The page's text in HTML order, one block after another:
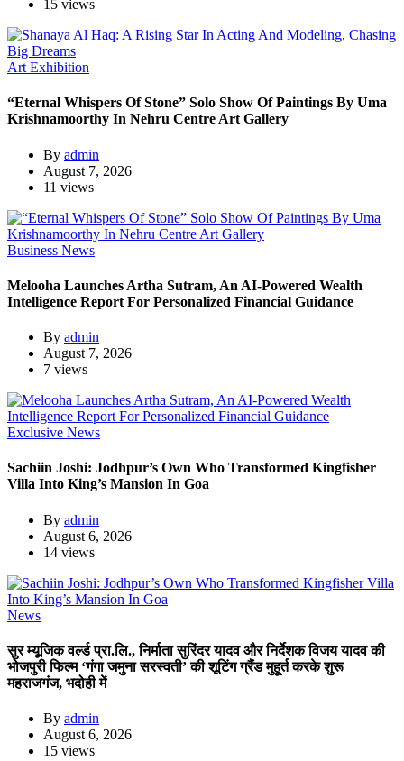
15 views
Art Exhibition
“Eternal Whispers Of Stone” Solo Show Of Paintings By Uma
Krishnamoorthy In Nehru Centre Art Gallery
By admin
August 7, 2026
11 views
Business News
Melooha Launches Artha Sutram, An AI-Powered Wealth
Intelligence Report For Personalized Financial Guidance
By admin
August 7, 2026
7 views
Exclusive News
Sachiin Joshi: Jodhpur’s Own Who Transformed Kingfisher
Villa Into King’s Mansion In Goa
By admin
August 6, 2026
14 views
News
सुर म्यूजिक वर्ल्ड प्रा.लि., निर्माता सुरिंदर यादव और निर्देशक विजय यादव की
भोजपुरी फिल्म ‘गंगा जमुना सरस्वती’ की शूटिंग ग्रैंड मुहूर्त करके शुरू
महराजगंज, भदोही में
By admin
August 6, 2026
15 views